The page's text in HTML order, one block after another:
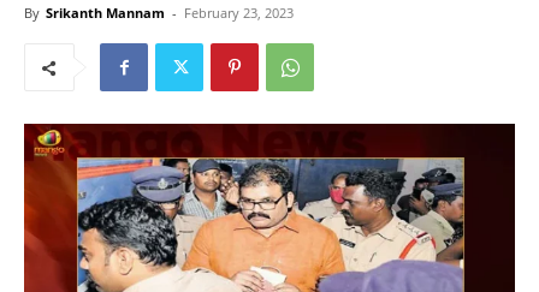
By Srikanth Mannam - February 23, 2023